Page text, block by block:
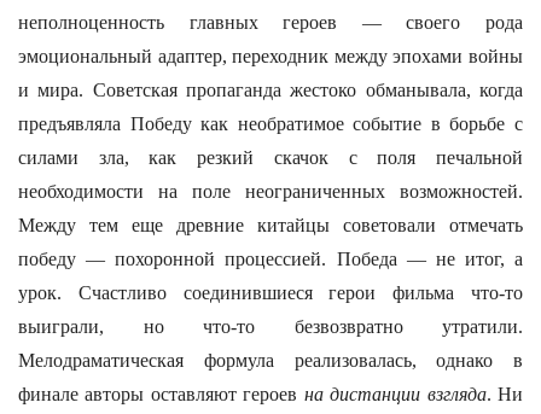
неполноценность главных героев — своего рода
эмоциональный адаптер, переходник между эпохами войны
и мира. Советская пропаганда жестоко обманывала, когда
предъявляла Победу как необратимое событие в борьбе с
силами зла, как резкий скачок с поля печальной
необходимости на поле неограниченных возможностей.
Между тем еще древние китайцы советовали отмечать
победу — похоронной процессией. Победа — не итог, а
урок. Счастливо соединившиеся герои фильма что-то
выиграли, но что-то безвозвратно утратили.
Мелодраматическая формула реализовалась, однако в
финале авторы оставляют героев на дистанции взгляда. Ни